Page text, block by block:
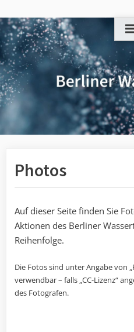
to
content
Photos
Auf dieser Seite finden Sie
Aktionen des Berliner
Reihenfolge.
Die Fotos sind unter Angabe von
verwendbar – falls „CC-Lizenz“
des Fotografen.